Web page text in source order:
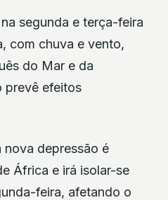
segunda e terça-feira
com chuva e vento,
do Mar e da
prevê efeitos
depressão é
África e irá isolar-se
feira, afetando o